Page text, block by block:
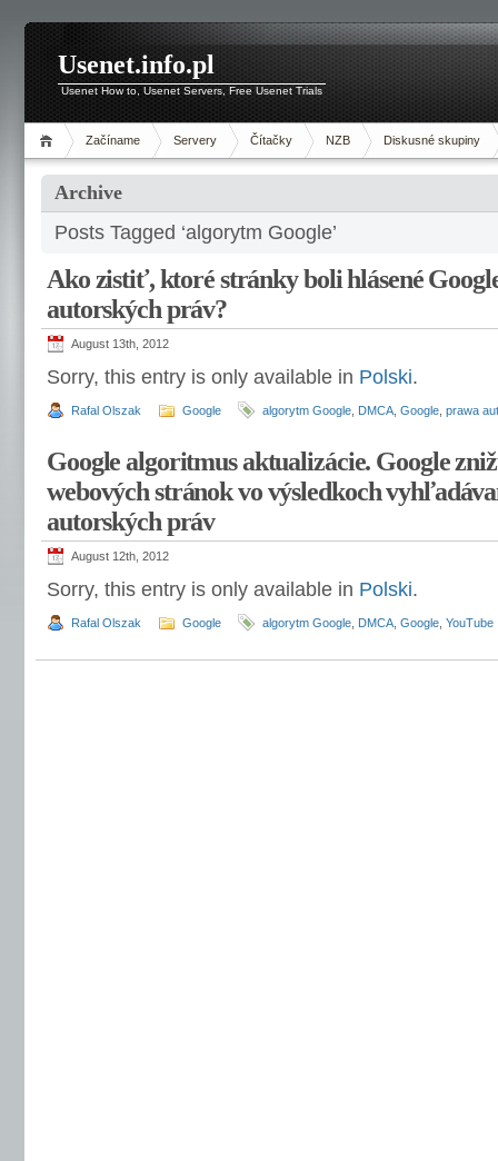
Usenet.info.pl
Usenet How to, Usenet Servers, Free Usenet Trials
Začíname Servery Čítačky NZB Diskusné skupiny
Archive
Posts Tagged ‘algorytm Google’
Ako zistiť, ktoré stránky boli hlásené
autorských práv?
August 13th, 2012
Sorry, this entry is only available in Polski.
Rafal Olszak Google algorytm Google DMCA Google prawa
Google algoritmus aktualizácie. Google
webových stránok vo výsledkoch
autorských práv
August 12th, 2012
Sorry, this entry is only available in Polski.
Rafal Olszak Google algorytm Google DMCA Google YouTube